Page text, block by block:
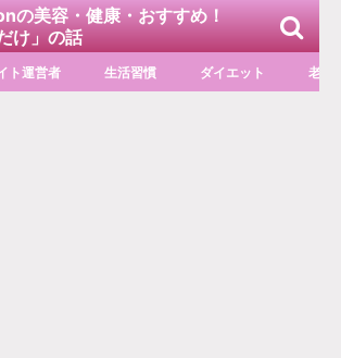
の美容・健康・おすすめ！
け」の話
ト運営者 生活習慣 ダイエット 老化